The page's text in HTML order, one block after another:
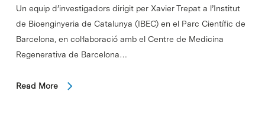
Un equip d’investigadors dirigit per Xavier Trepat a l’Institut
de Bioenginyeria de Catalunya (IBEC) en el Parc Científic de
Barcelona, en col·laboració amb el Centre de Medicina
Regenerativa de Barcelona…
Read More